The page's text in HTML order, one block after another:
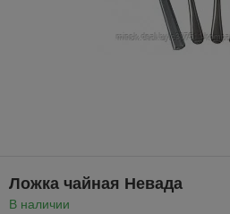
Ложка чайная Невада
В наличии